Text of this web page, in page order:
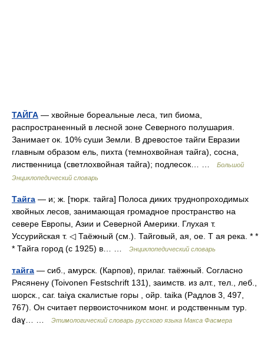
ТАЙГА — хвойные бореальные леса, тип биома,
распространенный в лесной зоне Северного полушария.
Занимает ок. 10% суши Земли. В древостое тайги Евразии
главным образом ель, пихта (темнохвойная тайга), сосна,
лиственница (светлохвойная тайга); подлесок… …
Большой
Энциклопедический словарь
Тайга — и; ж. [тюрк. тайга] Полоса диких труднопроходимых
хвойных лесов, занимающая громадное пространство на
севере Европы, Азии и Северной Америки. Глухая т.
Уссурийская т. ◁ Таёжный (см.). Тайговый, ая, ое. Т ая река. * *
* Тайга город (с 1925) в… …
Энциклопедический словарь
тайга — сиб., амурск. (Карпов), прилаг. таёжный. Согласно
Рясянену (Toivonen Festschrift 131), заимств. из алт., тел., леб.,
шорск., саг. taiɣa скалистые горы , ойр. taika (Радлов 3, 497,
767). Он считает первоисточником монг. и родственным тур.
dаɣ… …
Этимологический словарь русского языка Макса Фасмера